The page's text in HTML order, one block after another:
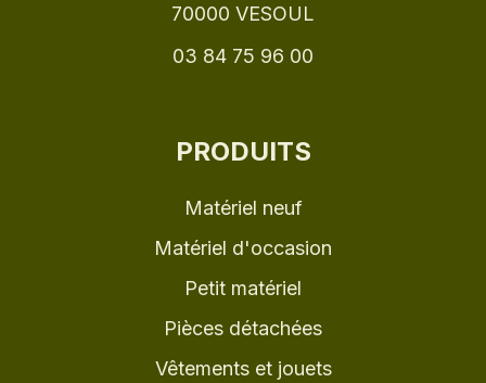
70000 VESOUL
03 84 75 96 00
PRODUITS
Matériel neuf
Matériel d'occasion
Petit matériel
Pièces détachées
Vêtements et jouets